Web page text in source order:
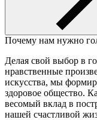
Почему нам нужно
Делая свой выбор в
нравственные
искусства, мы
здоровое общество.
весомый вклад в
нашей счастливой